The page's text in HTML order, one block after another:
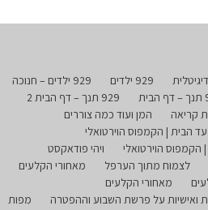
929 ילדים
929 ילדים – חנוכה
929 תנך – דף הבית 2
קריאה
המן ועוד כמה צוררים
הבית | הקמפוס הוירטואלי
הקמפוס הוירטואלי
ויהי פודאקסט
לצמוח מתוך הערפל
מאחורי הקלעים
מאחורי הקלעים
ואישיות על פרשת השבוע וההפטרה
מפות